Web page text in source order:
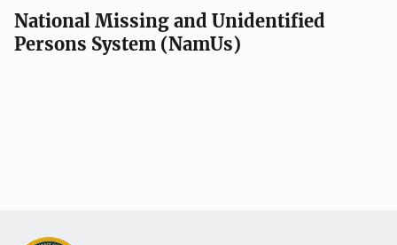
National Missing and Unidentified
Persons System (NamUs)